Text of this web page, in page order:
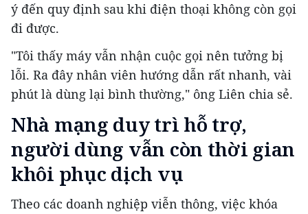
ý đến quy định sau khi điện thoại không còn gọi
đi được.
"Tôi thấy máy vẫn nhận cuộc gọi nên tưởng bị
lỗi. Ra đây nhân viên hướng dẫn rất nhanh, vài
phút là dùng lại bình thường," ông Liên chia sẻ.
Nhà mạng duy trì hỗ trợ,
người dùng vẫn còn thời gian
khôi phục dịch vụ
Theo các doanh nghiệp viễn thông, việc khóa